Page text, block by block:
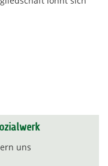
uns